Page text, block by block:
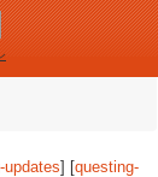
updates] [questing-